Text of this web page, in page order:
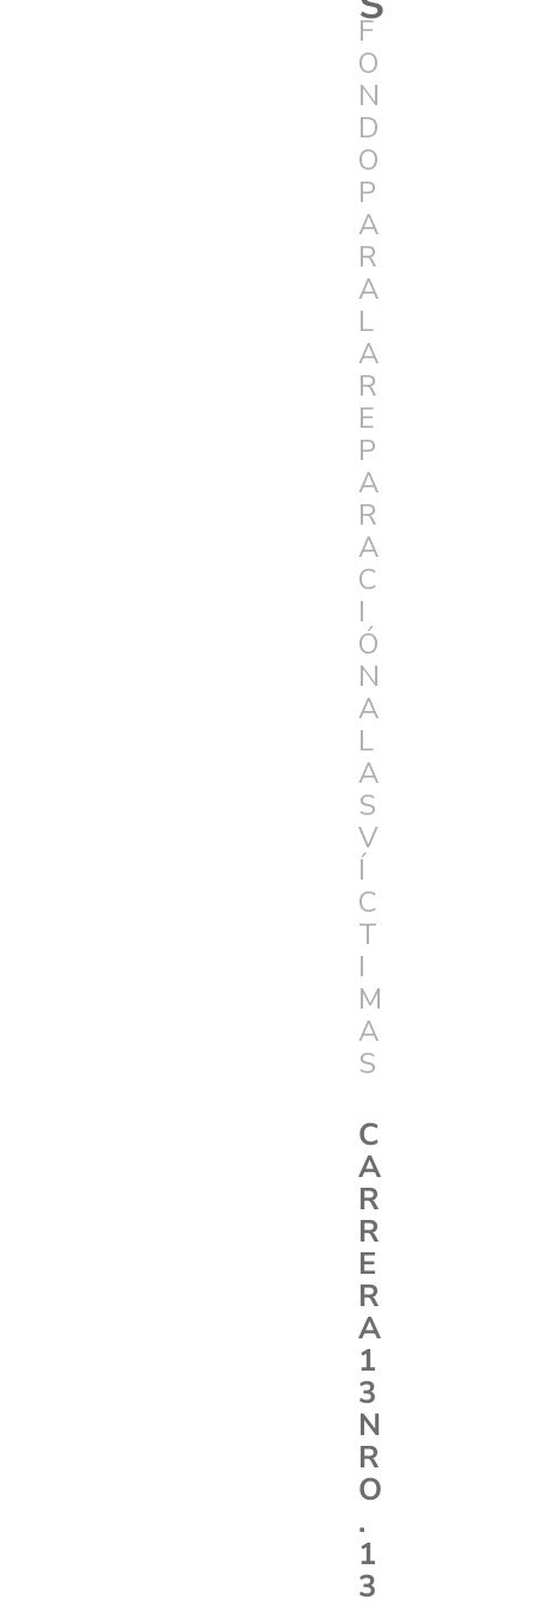
F
O
N
D
O
P
A
R
A
L
A
R
E
P
A
R
A
C
I
Ó
N
A
L
A
S
V
Í
C
T
I
M
A
S
C
A
R
R
E
R
A
1
3
N
R
O
.
1
3